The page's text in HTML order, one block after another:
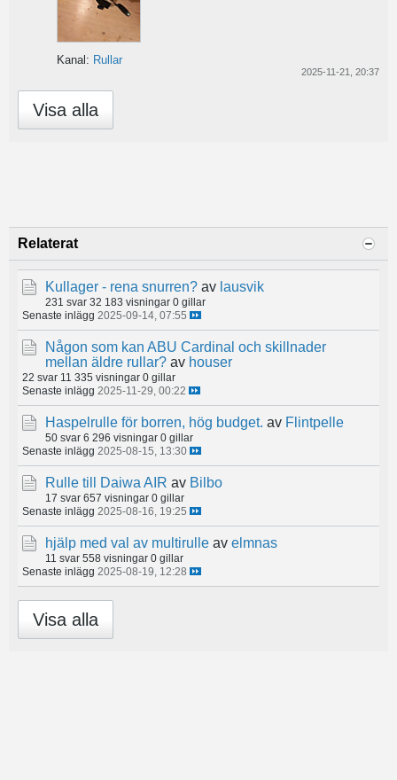
Kanal: Rullar
2025-11-21, 20:37
Visa alla
Relaterat
Kullager - rena snurren? av lausvik
231 svar 32 183 visningar 0 gillar
Senaste inlägg 2025-09-14, 07:55
Någon som kan ABU Cardinal och skillnader
mellan äldre rullar? av houser
22 svar 11 335 visningar 0 gillar
Senaste inlägg 2025-11-29, 00:22
Haspelrulle för borren, hög budget. av Flintpelle
50 svar 6 296 visningar 0 gillar
Senaste inlägg 2025-08-15, 13:30
Rulle till Daiwa AIR av Bilbo
17 svar 657 visningar 0 gillar
Senaste inlägg 2025-08-16, 19:25
hjälp med val av multirulle av elmnas
11 svar 558 visningar 0 gillar
Senaste inlägg 2025-08-19, 12:28
Visa alla